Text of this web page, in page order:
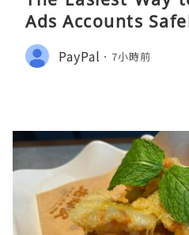
Ads Accounts
PayPal 7小時前